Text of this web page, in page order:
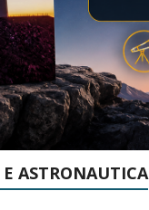
ASTRONAUTICA